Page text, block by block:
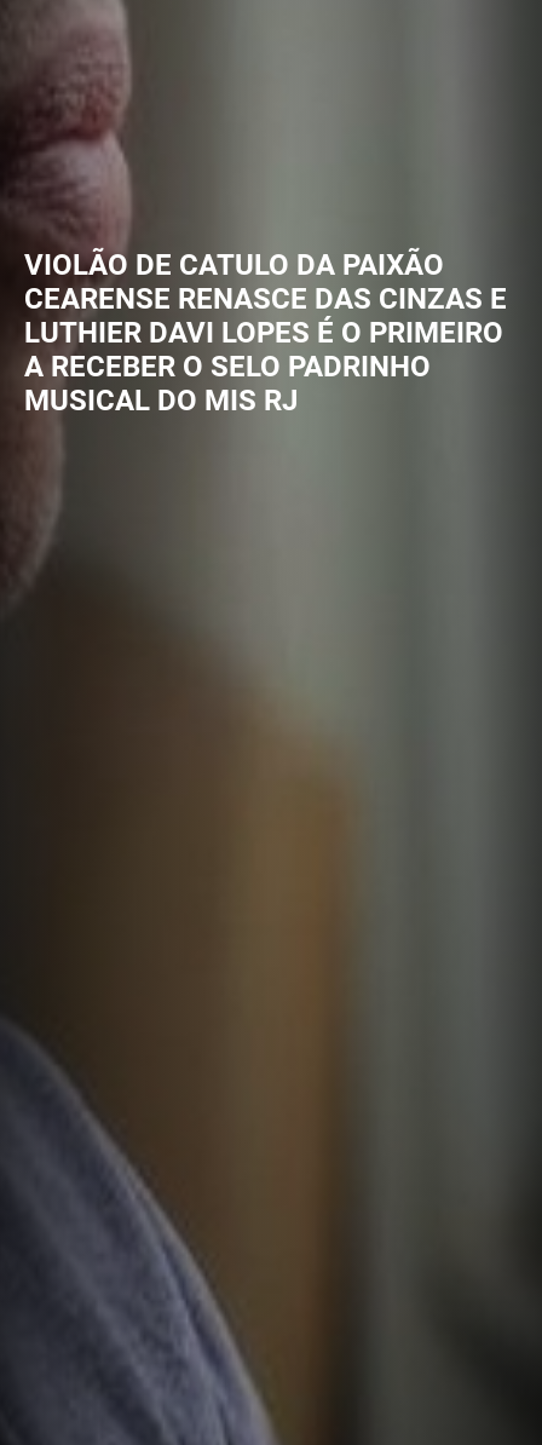
VIOLÃO DE CATULO DA PAIXÃO
CEARENSE RENASCE DAS CINZAS E
LUTHIER DAVI LOPES É O PRIMEIRO
A RECEBER O SELO PADRINHO
MUSICAL DO MIS RJ